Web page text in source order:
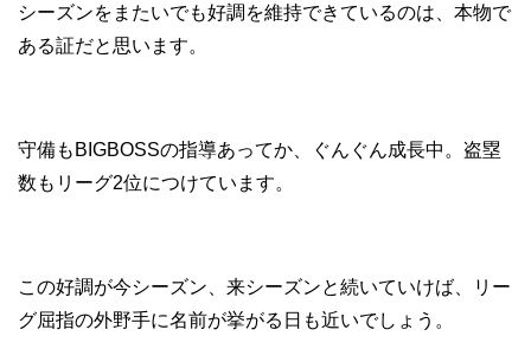
シーズンをまたいでも好調を維持できているのは、本物で
ある証だと思います。
守備もBIGBOSSの指導あってか、ぐんぐん成長中。盗塁
数もリーグ2位につけています。
この好調が今シーズン、来シーズンと続いていけば、リー
グ屈指の外野手に名前が挙がる日も近いでしょう。